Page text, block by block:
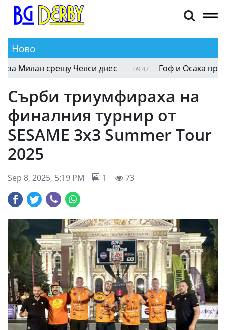
Ново
срещу Челси днес Гоф и Осака
Сърби триумфираха на
финалния турнир от
SESAME 3x3 Summer Tour
2025
Sep 8, 2025, 5:19 PM 1 73